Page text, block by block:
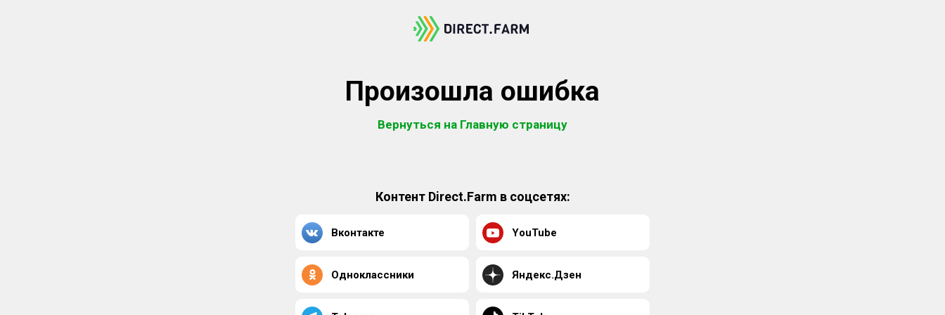
Произошла ошибка
Вернуться на Главную страницу
Контент Direct.Farm в соцсетях:
Вконтакте YouTube
Одноклассники Яндекс.Дзен